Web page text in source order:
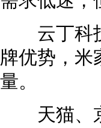
云丁科技
牌优势，米
量。
天猫、京